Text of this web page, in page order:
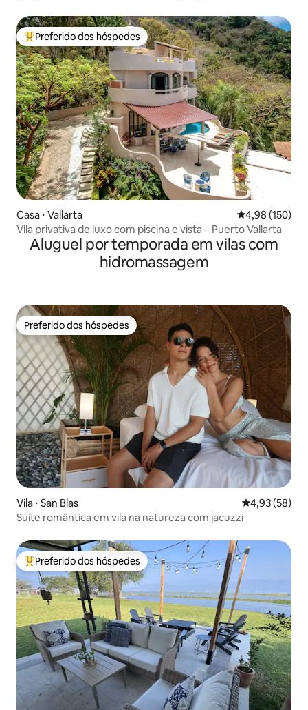
Entre os melhores preferidos dos hóspedes
Preferido dos hóspedes
Casa ⋅ Vallarta 4,98 de uma
4,98 (150)
Vila privativa de luxo com piscina e vista – Puerto Vallarta
Aluguel por temporada em vilas com
hidromassagem
Preferido dos hóspedes
Preferido dos hóspedes
Vila ⋅ San Blas 4,93 de uma
4,93 (58)
Suíte romântica em vila na natureza com jacuzzi
Entre os melhores preferidos dos hóspedes
Preferido dos hóspedes